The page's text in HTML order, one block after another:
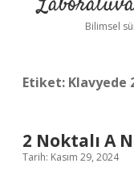
Bilimsel
Etiket: Klavyede
2 Noktalı A
Tarih: Kasım 29, 2024